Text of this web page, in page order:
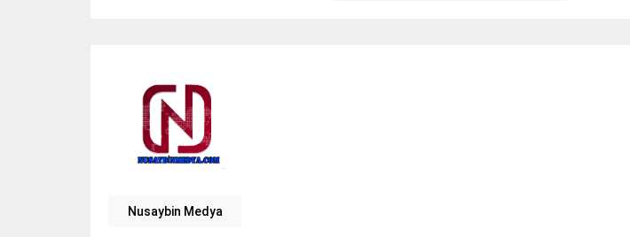
Nusaybin Medya